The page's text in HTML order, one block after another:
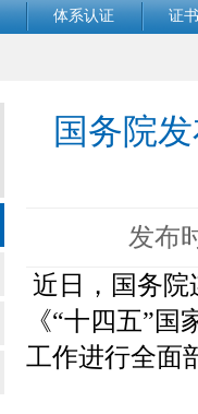
体系认证 证
国务院
发布
近日，国务院
《“十四五”
工作进行全面